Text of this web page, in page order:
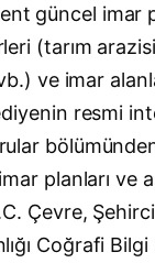
güncel imar
(tarım
ve imar
resmi
planları ve
Çevre,
Coğrafi